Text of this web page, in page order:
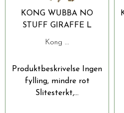
KONG WUBBA NO
STUFF GIRAFFE L
Kong ...
Produktbeskrivelse Ingen
fylling, mindre rot
Slitesterkt,...